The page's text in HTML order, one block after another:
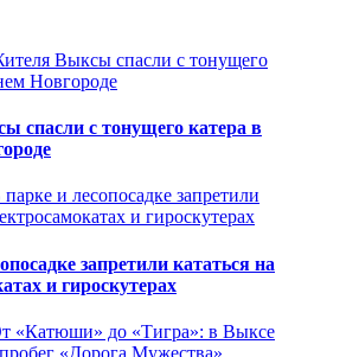
спасли с тонущего катера в
запретили кататься на
и гироскутерах